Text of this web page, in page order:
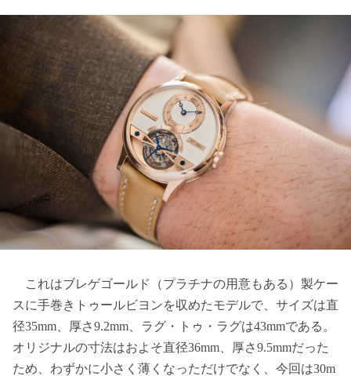
これはブレゲゴールド（プラチナの用意もある）製ケー
スに手巻きトゥールビヨンを収めたモデルで、サイズは直
径35mm、厚さ9.2mm、ラグ・トゥ・ラグは43mmである。
オリジナルの寸法はおよそ直径36mm、厚さ9.5mmだった
ため、わずかに小さく薄くなっただけでなく、今回は30m